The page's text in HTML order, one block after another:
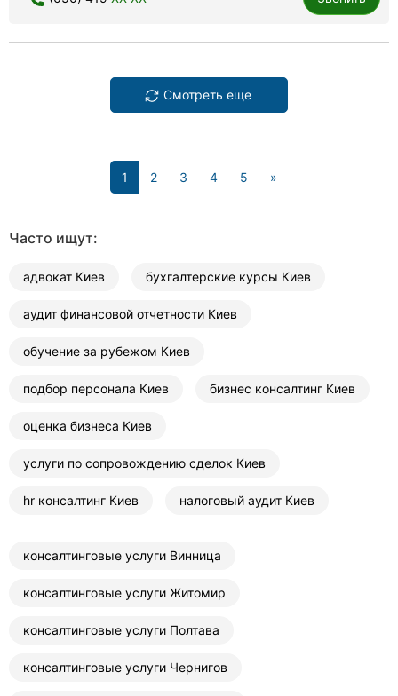
Смотреть еще
1 (current)
2 3 4 5 »
Часто ищут:
адвокат Киев бухгалтерские курсы Киев
аудит финансовой отчетности Киев
обучение за рубежом Киев
подбор персонала Киев бизнес консалтинг Киев
оценка бизнеса Киев
услуги по сопровождению сделок Киев
hr консалтинг Киев налоговый аудит Киев
консалтинговые услуги Винница
консалтинговые услуги Житомир
консалтинговые услуги Полтава
консалтинговые услуги Чернигов